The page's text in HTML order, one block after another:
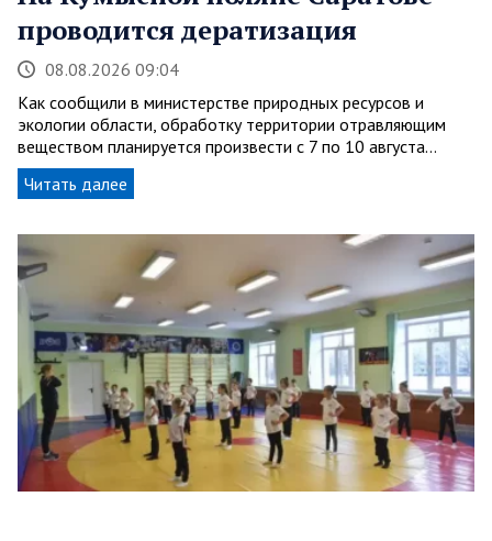
проводится дератизация
08.08.2026 09:04
Как сообщили в министерстве природных ресурсов и
экологии области, обработку территории отравляющим
веществом планируется произвести с 7 по 10 августа…
Читать далее